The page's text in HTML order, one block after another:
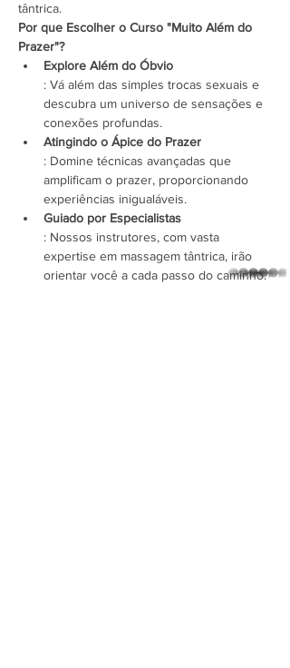
tântrica.
Por que Escolher o Curso "Muito Além do
Prazer"?
Explore Além do Óbvio
: Vá além das simples trocas sexuais e
descubra um universo de sensações e
conexões profundas.
Atingindo o Ápice do Prazer
: Domine técnicas avançadas que
amplificam o prazer, proporcionando
experiências inigualáveis.
Guiado por Especialistas
: Nossos instrutores, com vasta
expertise em massagem tântrica, irão
orientar você a cada passo do caminho.
whatsapp